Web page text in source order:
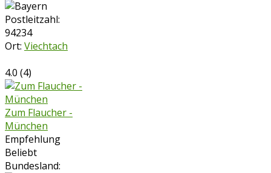
Postleitzahl:
94234
Ort: Viechtach
4.0 (4)
Zum Flaucher -
München
Empfehlung
Beliebt
Bundesland: